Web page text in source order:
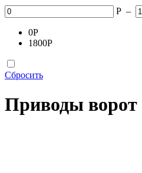
Р –
0Р
1800Р
Сбросить
Приводы ворот